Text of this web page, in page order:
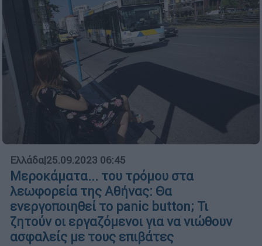
Ελλάδα|25.09.2023 06:45
Μεροκάματα... του τρόμου στα
λεωφορεία της Αθήνας: Θα
ενεργοποιηθεί το panic button; Τι
ζητούν οι εργαζόμενοι για να νιώθουν
ασφαλείς με τους επιβάτες